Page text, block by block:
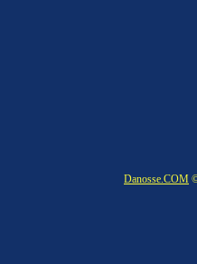
Danosse.COM